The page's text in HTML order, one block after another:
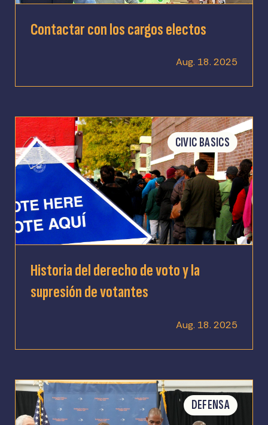
Contactar con los cargos electos
Aug. 18. 2025
CIVIC BASICS
Historia del derecho de voto y la
supresión de votantes
Aug. 18. 2025
DEFENSA